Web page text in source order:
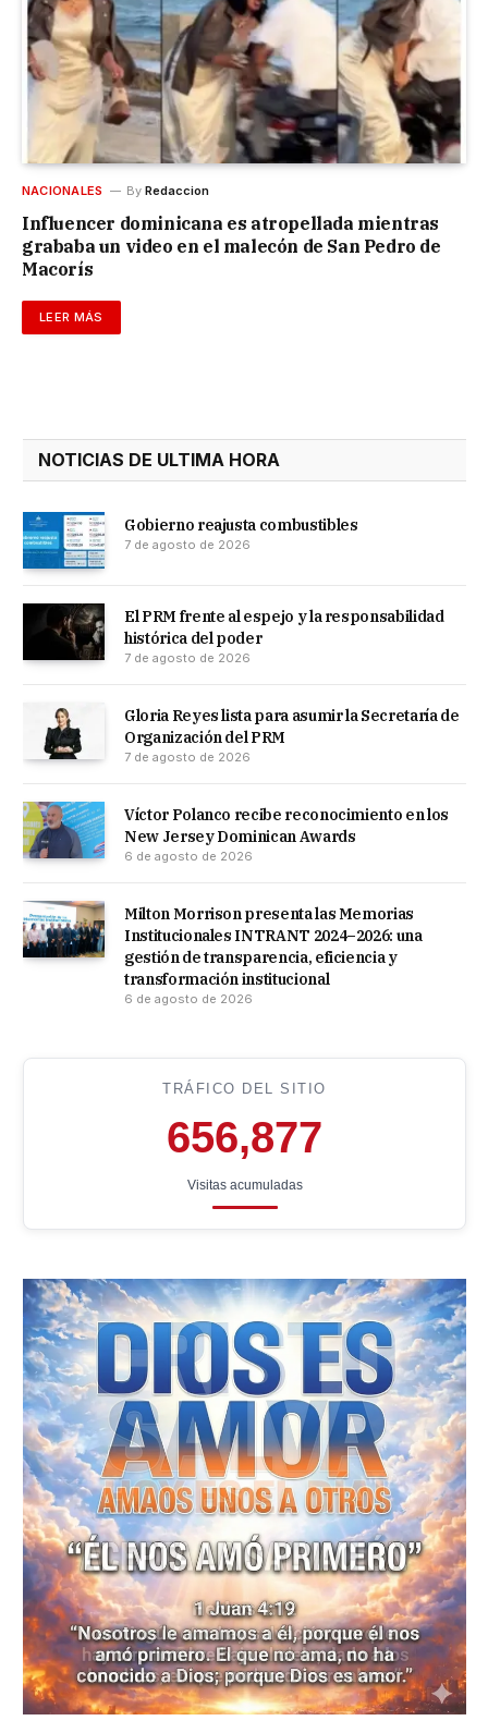
NACIONALES By Redaccion
Influencer dominicana es atropellada mientras
grababa un video en el malecón de San Pedro de
Macorís
LEER MÁS
NOTICIAS DE ULTIMA HORA
Gobierno reajusta combustibles
7 de agosto de 2026
El PRM frente al espejo y la responsabilidad
histórica del poder
7 de agosto de 2026
Gloria Reyes lista para asumir la Secretaría de
Organización del PRM
7 de agosto de 2026
Víctor Polanco recibe reconocimiento en los
New Jersey Dominican Awards
6 de agosto de 2026
Milton Morrison presenta las Memorias
Institucionales INTRANT 2024–2026: una
gestión de transparencia, eficiencia y
transformación institucional
6 de agosto de 2026
TRÁFICO DEL SITIO
656,877
Visitas acumuladas